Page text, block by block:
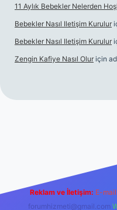
11 Aylık Bebekler Nelerden
Bebekler Nasıl Iletişim Kurulur
Bebekler Nasıl Iletişim Kurulur
Zengin Kafiye Nasıl Olur için
Reklam ve İletişim: E-
forumhizmeti@gmail.com